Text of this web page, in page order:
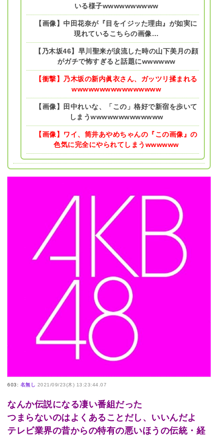
いる様子wwwwwwwwww
【画像】中田花奈が『目をイジッた理由』が如実に
現れているこちらの画像…
【乃木坂46】早川聖来が涙流した時の山下美月の顔
がガチで怖すぎると話題にwwwwww
【衝撃】乃木坂の新内眞衣さん、ガッツリ揉まれる
wwwwwwwwwwwwwwww
【画像】田中れいな、「この」格好で新宿を歩いて
しまうwwwwwwwwwwwww
【画像】ワイ、筒井あやめちゃんの『この画像』の
色気に完全にやられてしまうwwwwww
603: 名無し 2021/09/23(木) 13:23:44.07
なんか伝説になる凄い番組だった
つまらないのはよくあることだし、いいんだよ
テレビ業界の昔からの特有の悪いほうの伝統・経